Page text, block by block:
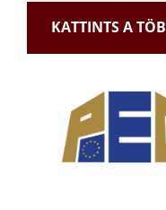
KATTINTS A